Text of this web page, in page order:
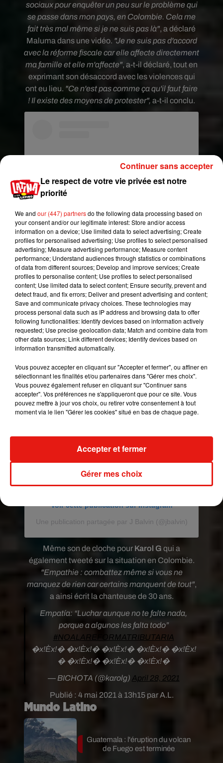
Publié : 4 mai 2021 à 13h15 par A.L.
sociaux pour enquêter un peu sur le problème qui
se passe dans mon pays, en Colombie. Cela me
fait très mal même si je ne suis pas là", a déclaré
Maluma dans une vidéo. "Je ne suis pas d'accord
avec la réforme fiscale car elle affecte directement
ma famille et elle m'affecte", a-t-il déclaré, tout en
exprimant son désaccord avec les violences qui
ont eu lieu. "Ce n'est pas comme ça qu'il faut faire
! Il existe des moyens de protester", a-t-il conclu.
Voir cette publication sur Instagram
Une publication partagée par MALUMA (@maluma)
De son côté,J Balvina partagé une photo avec la
légende suivante :"Je dis non à la réforme
fiscale et aussi non au vandalisme de ceux qui
profitent des manifestations pour blesser, voler
ou détruire. La priorité aujourd'hui doit être la
santé de tous. Nous sommes dans une pandémie,
nous devons sauver des vies !!!"
l'artiste.
Voir cette publication sur Instagram
Une publication partagée par J Balvin (@jbalvin)
Même son de cloche pour Karol G qui a
également tweeté sur la situation en Colombie.
"Empathie : combattez même si vous ne
manquez de rien car certains manquent de tout",
a ainsi écrit la chanteuse de 30 ans.
Empatía: “Luchar aunque no te falte nada,
porque a algunos les falta todo”
#NOALAREFORMATRIBUTARIA
�x!Èx!� �x!Èx!� �x!Èx!� �x!Èx!� �x!Èx!
� �x!Èx!� �x!Èx!� �x!Èx!�
— BICHOTA (@karolg) April 28, 2021
Mundo Latino
Guatemala : l'éruption du volcan
de Fuego est terminée
Le respect de votre vie privée est notre
priorité
We and our (447) partnersdo the following data processing based on
your consent and/or our legitimate interest: Store and/or access
information on a device; Use limited data to select advertising; Create
profiles for personalised advertising; Use profiles to select personalised
advertising; Measure advertising performance; Measure content
performance; Understand audiences through statistics or combinations
of data from different sources; Develop and improve services; Create
profiles to personalise content; Use profiles to select personalised
content; Use limited data to select content; Ensure security, prevent and
detect fraud, and fix errors; Deliver and present advertising and content;
Save and communicate privacy choices. These technologies may
process personal data such as IP address and browsing data to offer
following functionalities: Identify devices based on information actively
requested; Use precise geolocation data; Match and combine data from
other data sources; Link different devices; Identify devices based on
information transmitted automatically.
Vous pouvez accepter en cliquant sur "Accepter et fermer", ou affiner en
sélectionnant les finalités et/ou partenaires dans "Gérer mes choix".
Vous pouvez également refuser en cliquant sur "Continuer sans
accepter". Vos préférences ne s'appliqueront que pour ce site. Vous
pouvez mettre à jour vos choix, ou retirer votre consentement à tout
moment via le lien "Gérer les cookies" situé en bas de chaque page.
Gérer mes choix
Accepter et fermer
Continuer sans accepter